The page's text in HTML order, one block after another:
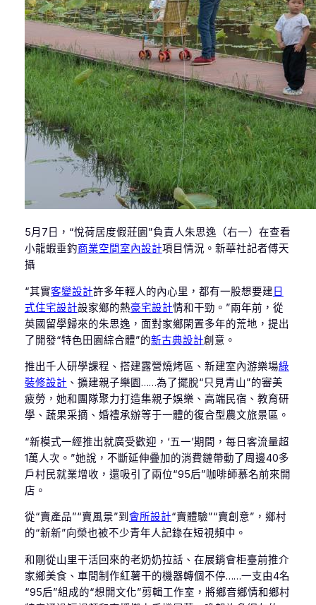
5月7日，“悅荷居度假莊園”負責人朱思逸（右一）在查看
小龍蝦垂釣商業空間室內設計項目情況。新華社記者傅天
攝
“其實客變設計許多年輕人的內心里，都有一股想要建 日
式住宅設計設家鄉的熱豪宅設計情和干勁。”兩年前，從
英國留學歸來的朱思逸，面對家鄉閑置多年的荒地，提出
了開發“特色田園綜合體”的新古典設計創意。
推出千人研學課程、搭建露營燒烤區、新建室內游樂場綠
裝修設計 、擴建親子樂園……為了擺脫“只見青山”的審美
疲勞，她和團隊聚力打造集親子娛樂、高端民宿、教育研
學、蔬果采摘、婚禮承辦等于一體的復合型農文旅景區。
“新模式一經推出就廣受歡迎，‘五一’期間，每日客流量超
1萬人次。”她說，不斷延伸疊加的消費鏈帶動了周邊40多
戶村民就業增收，還吸引了兩位“95后”咖啡師慕名前來開
店。
從“賣產品”“賣風景”到 會所設計“賣體驗”“賣創意”，鄉村
的“新新”向榮也被不少青年人記錄在短視頻中。
和剛從山里干活回來的老奶奶拉話、在展銷會柜臺前推介
家鄉美食、車間制作紅薯干的機器轉個不停……一支由4名
“95后”組成的“想開文化”剪輯工作室，將鄉音鄉情和鄉村